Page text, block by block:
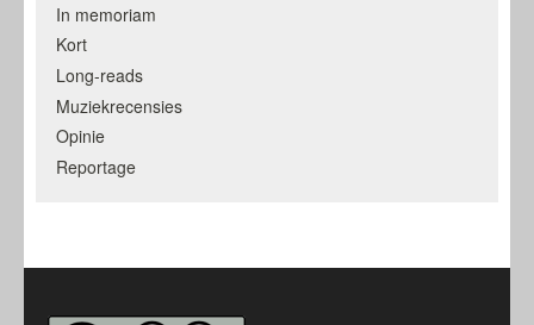
In memoriam
Kort
Long-reads
Muziekrecensies
Opinie
Reportage